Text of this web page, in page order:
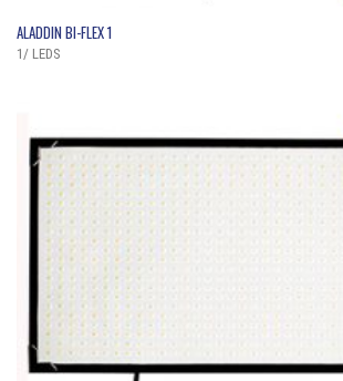
ALADDIN BI-FLEX 1
1/ LEDS